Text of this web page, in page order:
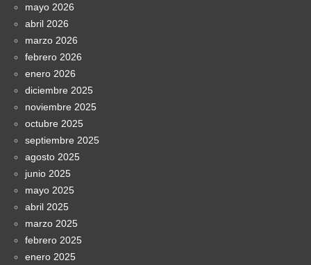
mayo 2026
abril 2026
marzo 2026
febrero 2026
enero 2026
diciembre 2025
noviembre 2025
octubre 2025
septiembre 2025
agosto 2025
junio 2025
mayo 2025
abril 2025
marzo 2025
febrero 2025
enero 2025